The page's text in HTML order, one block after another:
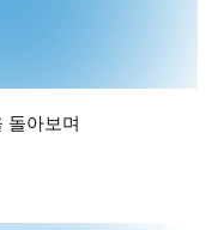
돌아보며